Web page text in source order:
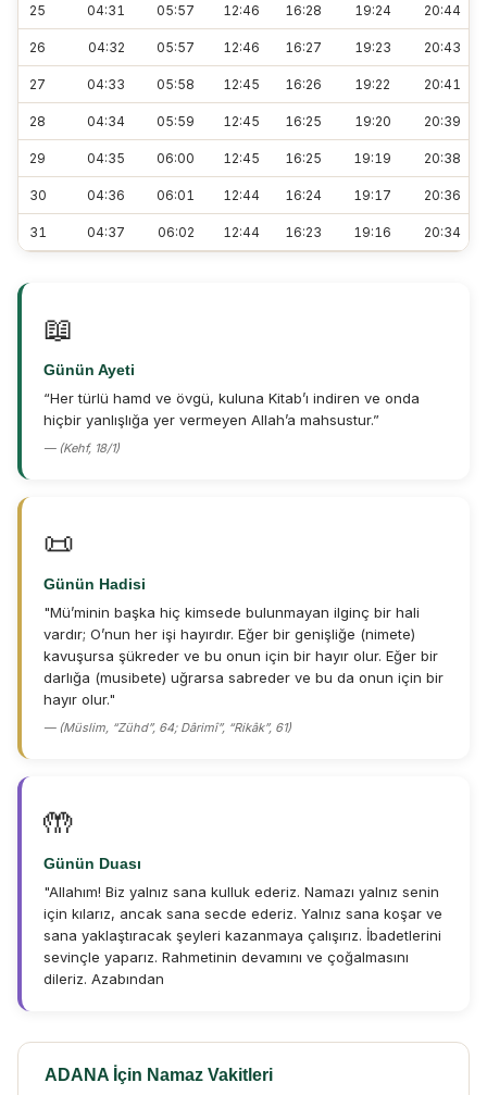
25 04:31 05:57 12:46 16:28 19:24 20:44
26 04:32 05:57 12:46 16:27 19:23 20:43
27 04:33 05:58 12:45 16:26 19:22 20:41
28 04:34 05:59 12:45 16:25 19:20 20:39
29 04:35 06:00 12:45 16:25 19:19 20:38
30 04:36 06:01 12:44 16:24 19:17 20:36
31 04:37 06:02 12:44 16:23 19:16 20:34
📖
Günün Ayeti
“Her türlü hamd ve övgü, kuluna Kitab’ı indiren ve onda
hiçbir yanlışlığa yer vermeyen Allah’a mahsustur.”
— (Kehf, 18/1)
📜
Günün Hadisi
"Mü’minin başka hiç kimsede bulunmayan ilginç bir hali
vardır; O’nun her işi hayırdır. Eğer bir genişliğe (nimete)
kavuşursa şükreder ve bu onun için bir hayır olur. Eğer bir
darlığa (musibete) uğrarsa sabreder ve bu da onun için bir
hayır olur."
— (Müslim, “Zühd”, 64; Dârimî”, “Rikâk”, 61)
🤲
Günün Duası
"Allahım! Biz yalnız sana kulluk ederiz. Namazı yalnız senin
için kılarız, ancak sana secde ederiz. Yalnız sana koşar ve
sana yaklaştıracak şeyleri kazanmaya çalışırız. İbadetlerini
sevinçle yaparız. Rahmetinin devamını ve çoğalmasını
dileriz. Azabından
ADANA İçin Namaz Vakitleri